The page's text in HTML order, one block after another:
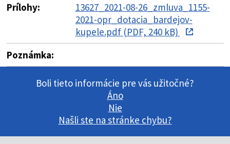
Prílohy:
13627_2021-08-26_zmluva_1155-
2021-opr_dotacia_bardejov-
kupele.pdf (PDF, 240 kB)
Poznámka:
Boli tieto informácie pre vás užitočné?
Áno
Nie
Našli ste na stránke chybu?